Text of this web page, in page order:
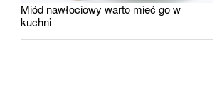
Miód nawłociowy warto mieć go w
kuchni